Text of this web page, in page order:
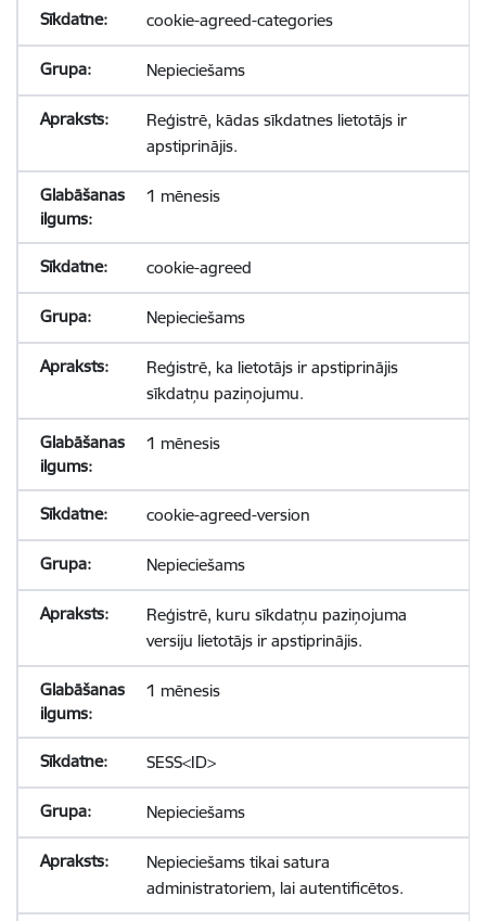
cookie-agreed-categories
Nepieciešams
Reģistrē, kādas sīkdatnes lietotājs ir
apstiprinājis.
1 mēnesis
cookie-agreed
Nepieciešams
Reģistrē, ka lietotājs ir apstiprinājis
sīkdatņu paziņojumu.
1 mēnesis
cookie-agreed-version
Nepieciešams
Reģistrē, kuru sīkdatņu paziņojuma
versiju lietotājs ir apstiprinājis.
1 mēnesis
SESS<ID>
Nepieciešams
Nepieciešams tikai satura
administratoriem, lai autentificētos.